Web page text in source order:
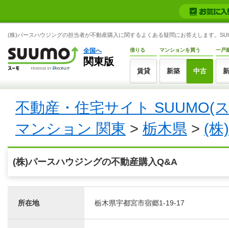
(株)パースハウジングの担当者が不動産購入に関するよくある疑問にお答えします。
全国へ
関東版
借りる
賃貸
マンションを買う
新築 中古
一戸
不動産・住宅サイト SUUMO(
マンション 関東 > 栃木県 > (株
(株)パースハウジングの不動産購入Q&A
所在地 栃木県宇都宮市宿郷1-19-17